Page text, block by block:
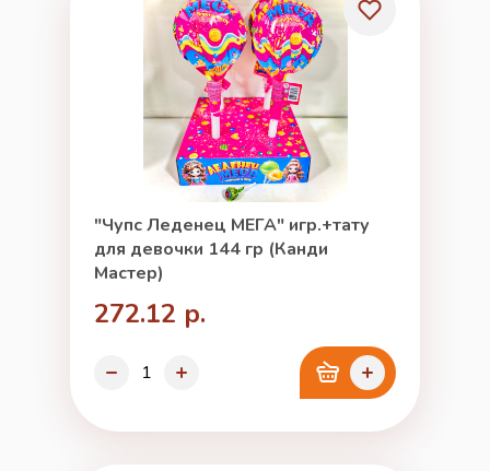
"Чупс Леденец МЕГА" игр.+тату
для девочки 144 гр (Канди
Мастер)
272.12 р.